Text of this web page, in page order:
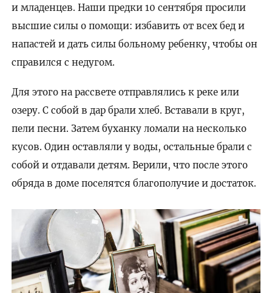
и младенцев. Наши предки 10 сентября просили
высшие силы о помощи: избавить от всех бед и
напастей и дать силы больному ребенку, чтобы он
справился с недугом.
Для этого на рассвете отправлялись к реке или
озеру. С собой в дар брали хлеб. Вставали в круг,
пели песни. Затем буханку ломали на несколько
кусов. Один оставляли у воды, остальные брали с
собой и отдавали детям. Верили, что после этого
обряда в доме поселятся благополучие и достаток.